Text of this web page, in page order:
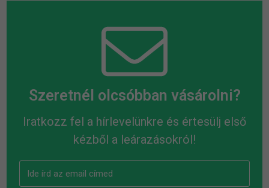
Szeretnél olcsóbban vásárolni?
Iratkozz fel a hírlevelünkre és értesülj első
kézből a leárazásokról!